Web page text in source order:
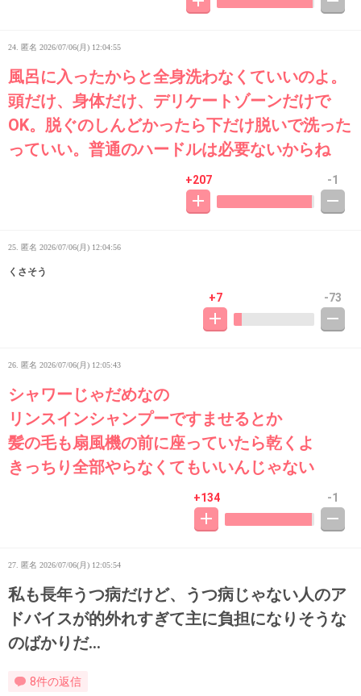
24. 匿名 2026/07/06(月) 12:04:55
風呂に入ったからと全身洗わなくていいのよ。
頭だけ、身体だけ、デリケートゾーンだけで
OK。脱ぐのしんどかったら下だけ脱いで洗った
っていい。普通のハードルは必要ないからね
+207 -1
25. 匿名 2026/07/06(月) 12:04:56
くさそう
+7 -73
26. 匿名 2026/07/06(月) 12:05:43
シャワーじゃだめなの
リンスインシャンプーですませるとか
髪の毛も扇風機の前に座っていたら乾くよ
きっちり全部やらなくてもいいんじゃない
+134 -1
27. 匿名 2026/07/06(月) 12:05:54
私も長年うつ病だけど、うつ病じゃない人のア
ドバイスが的外れすぎて主に負担になりそうな
のばかりだ…
8件の返信